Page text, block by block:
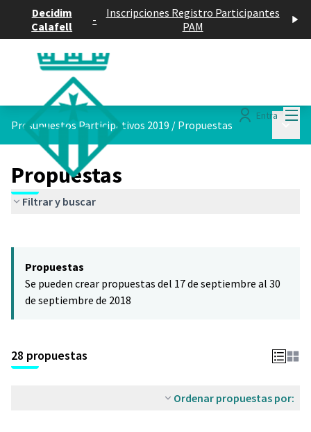
Decidim
Calafell
-
Inscripciones Registro Participantes
PAM
Entra
Presupuestos Participativos 2019 / Propuestas
Propuestas
Filtrar y buscar
−
Propuestas
Se pueden crear propuestas del 17 de septiembre al 30
de septiembre de 2018
28 propuestas
Ordenar propuestas por: